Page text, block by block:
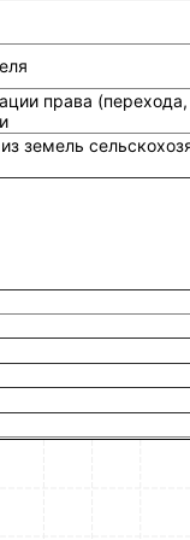
права (перехода,
земель